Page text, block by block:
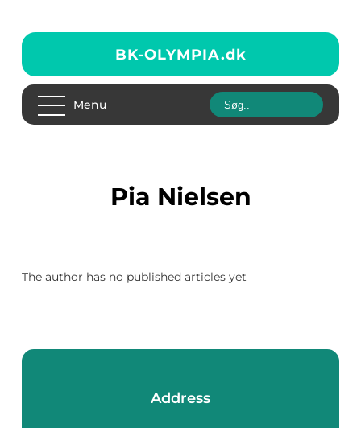
BK-OLYMPIA.dk
Menu
Pia Nielsen
The author has no published articles yet
Address